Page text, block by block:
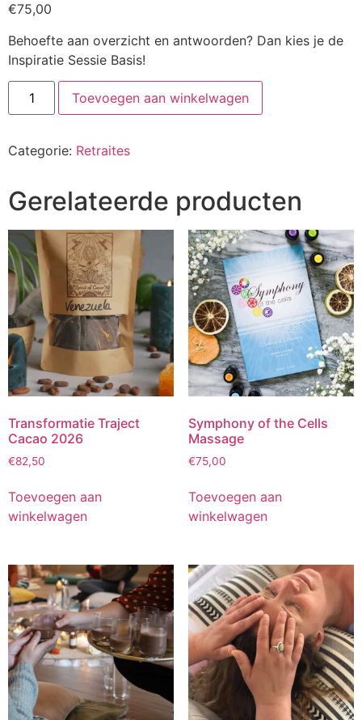
€75,00
Behoefte aan overzicht en antwoorden? Dan kies je de
Inspiratie Sessie Basis!
Inspiratie
Sessie
aantal
Toevoegen aan winkelwagen
Categorie: Retraites
Gerelateerde producten
Transformatie Traject
Cacao 2026
€82,50
Toevoegen aan
winkelwagen
Symphony of the Cells
Massage
€75,00
Toevoegen aan
winkelwagen